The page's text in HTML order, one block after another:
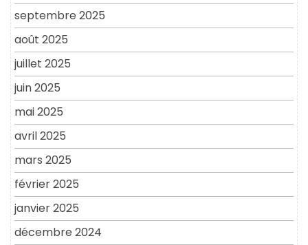
septembre 2025
août 2025
juillet 2025
juin 2025
mai 2025
avril 2025
mars 2025
février 2025
janvier 2025
décembre 2024